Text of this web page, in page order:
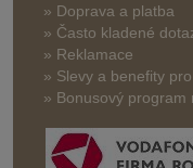
» Doprava a platba
» Často kladené
» Reklamace
» Slevy a benefity
» Bonusový program